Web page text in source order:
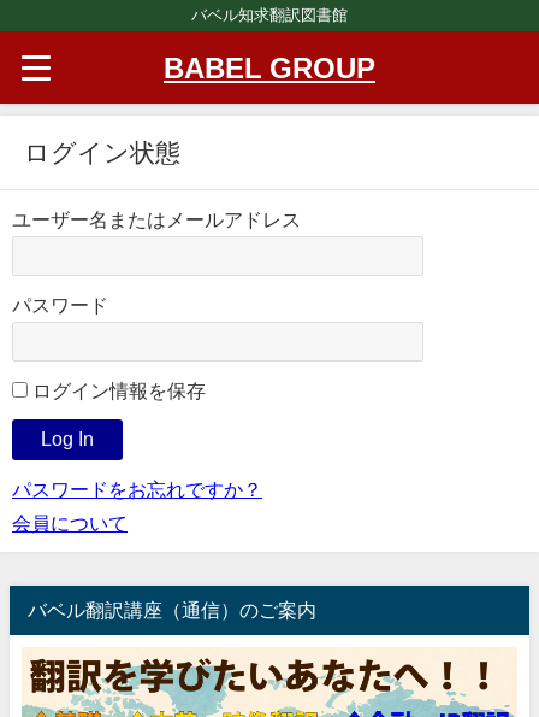
バベル知求翻訳図書館
BABEL GROUP
ログイン状態
ユーザー名またはメールアドレス
パスワード
ログイン情報を保存
パスワードをお忘れですか？
会員について
バベル翻訳講座（通信）のご案内